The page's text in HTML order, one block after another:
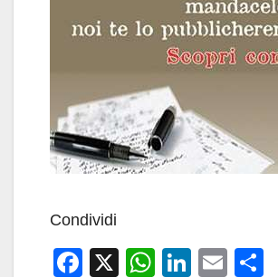
Condividi
F
X
W
Li
E